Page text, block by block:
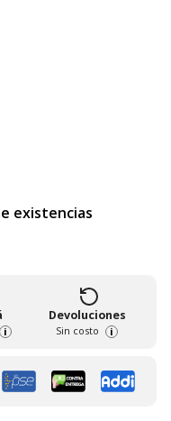
existencias
i
Devoluciones
Sin costo i